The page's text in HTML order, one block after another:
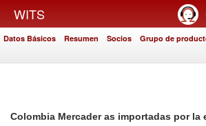
WITS
Datos Básicos Resumen Socios Grupo de
Colombia Mercader as importadas por la